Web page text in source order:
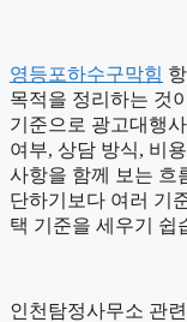
영등포하수구막힘
목적을 정리하는 것
기준으로 광고대행
여부, 상담 방식, 비
사항을 함께 보는 흐
단하기보다 여러 기
택 기준을 세우기 쉽
인천탐정사무소 관